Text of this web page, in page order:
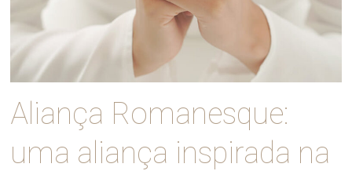
Aliança Romanesque:
uma aliança inspirada na